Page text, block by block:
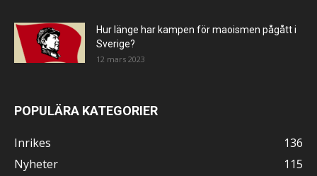
Hur länge har kampen för maoismen pågått i
Sverige?
12 mars 2023
POPULÄRA KATEGORIER
Inrikes
136
Nyheter
115